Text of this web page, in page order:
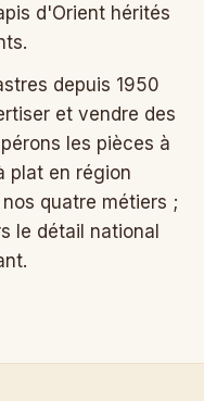
d'Orient hérités
depuis 1950
et vendre des
les pièces à
plat en région
quatre métiers ;
le détail national